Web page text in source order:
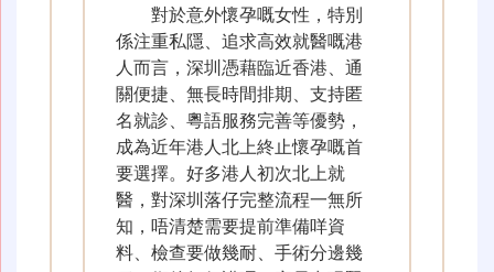
對於意外懷孕嘅女性，特別
係注重私隱、追求高效就醫嘅港
人而言，深圳憑藉臨近香港、通
關便捷、無長時間排期、支持匿
名就診、粵語服務完善等優勢，
成為近年港人北上終止懷孕嘅首
要選擇。好多港人初次北上就
醫，對深圳落仔完整流程一無所
知，唔清楚需要提前準備咩資
料、檢查要做幾耐、手術分邊幾